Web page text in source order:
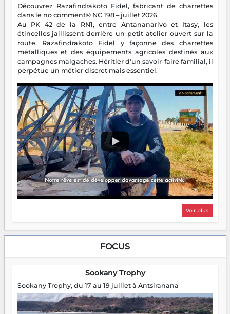
Découvrez Razafindrakoto Fidel, fabricant de charrettes
dans le no comment® NC 198 – juillet 2026.
Au PK 42 de la RN1, entre Antananarivo et Itasy, les
étincelles jaillissent derrière un petit atelier ouvert sur la
route. Razafindrakoto Fidel y façonne des charrettes
métalliques et des équipements agricoles destinés aux
campagnes malgaches. Héritier d'un savoir-faire familial, il
perpétue un métier discret mais essentiel.
Voir plus
FOCUS
Sookany Trophy
Sookany Trophy, du 17 au 19 juillet à Antsiranana